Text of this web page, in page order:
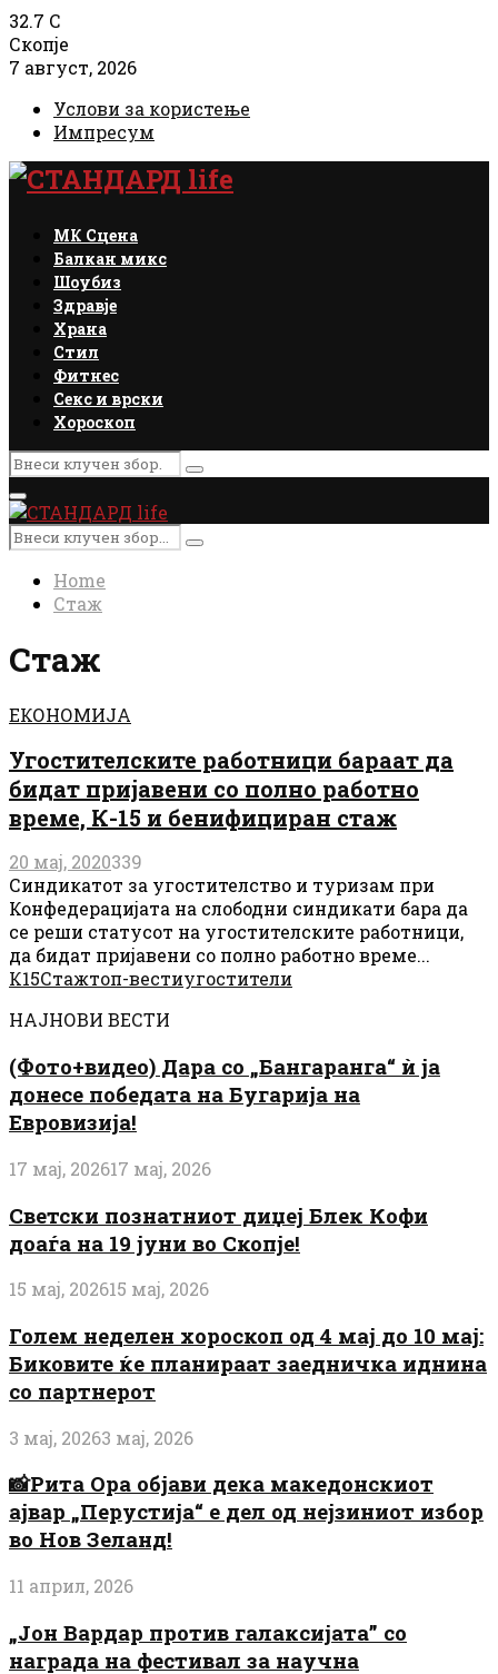
32.7 C
Скопје
7 август, 2026
Услови за користење
Импресум
Facebook
Instagram
Email
Rss
МК Сцена
Балкан микс
Шоубиз
Здравје
Храна
Стил
Фитнес
Секс и врски
Хороскоп
Search
for:
Search
Primary
Menu
Search
for:
Search
Home
Стаж
Стаж
ЕКОНОМИЈА
Угостителските работници бараат да
бидат пријавени со полно работно
време, К-15 и бенифициран стаж
20 мај, 2020339
Синдикатот за угостителство и туризам при
Конфедерацијата на слободни синдикати бара да
се реши статусот на угостителските работници,
да бидат пријавени со полно работно време...
К15Стажтоп-вестиугостители
НАЈНОВИ ВЕСТИ
(Фото+видео) Дара со „Бангаранга“ ѝ ја
донесе победата на Бугарија на
Евровизија!
17 мај, 202617 мај, 2026
Светски познатниот диџеј Блек Кофи
доаѓа на 19 јуни во Скопје!
15 мај, 202615 мај, 2026
Голем неделен хороскоп од 4 мај до 10 мај:
Биковите ќе планираат заедничка иднина
со партнерот
3 мај, 20263 мај, 2026
📸Рита Ора објави дека македонскиот
ајвар „Перустија“ е дел од нејзиниот избор
во Нов Зеланд!
11 април, 2026
„Јон Вардар против галаксијата” со
награда на фестивал за научна